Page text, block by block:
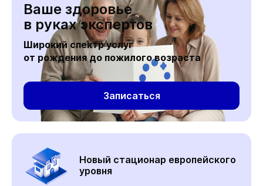
Ваше здоровье
в руках экспертов
Широкий спектр услуг
от рождения до пожилого возраста
Записаться
Новый стационар европейского
уровня